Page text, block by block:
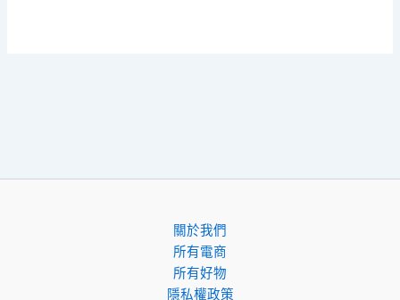
關於我們
所有電商
所有好物
隱私權政策